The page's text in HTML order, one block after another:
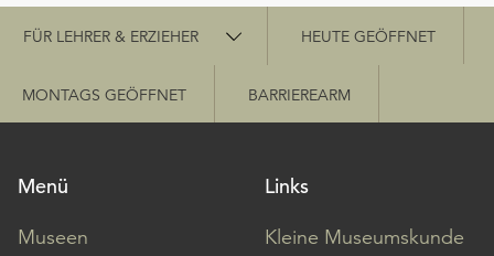
Schnellzugriff
FÜR LEHRER & ERZIEHER HEUTE GEÖFFNET
MONTAGS GEÖFFNET BARRIEREARM
Menü
Museen
Links
Kleine Museumskunde